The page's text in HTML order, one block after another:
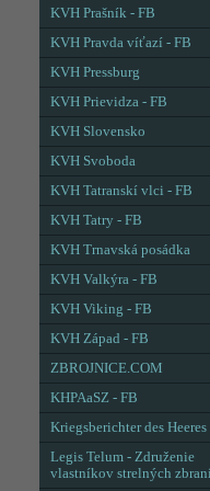
KVH Prašník - FB
KVH Pravda víťazí - FB
KVH Pressburg
KVH Prievidza - FB
KVH Slovensko
KVH Svoboda
KVH Tatranskí vlci - FB
KVH Tatry - FB
KVH Trnavská posádka
KVH Valkýra - FB
KVH Viking - FB
KVH Západ - FB
ZBROJNICE.COM
KHPAaSZ - FB
Kriegsberichter des Heeres
Legis Telum - Združenie
vlastníkov strelných